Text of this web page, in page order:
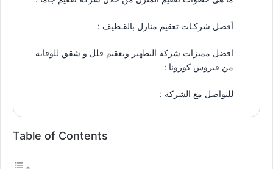
أفضل شركـات تعقيم منازل بالقـطيف :
افضل مميزات شركة التطهير وتعقيم فلل و شقق للوقاية
من فيروس كورونا :
للتواصل مع الشركة :
Table of Contents